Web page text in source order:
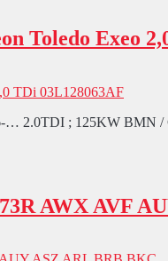
Toledo Exeo
… 2.0TDI ; 125KW
AWX AVF